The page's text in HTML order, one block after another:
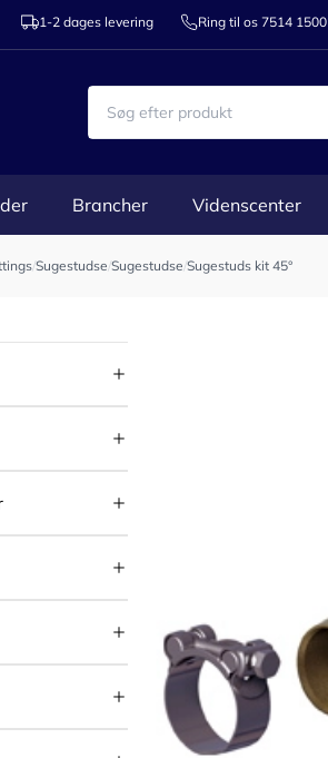
1-2 dages levering Ring til os 7514 1500
Brancher Videnscenter
/Sugestudse/Sugestudse/Sugestuds kit 45°